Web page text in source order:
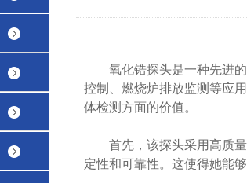
氧化锆探头是一种先进的
控制、燃烧炉排放监测等应
体检测方面的价值。
首先，该探头采用高质量
定性和可靠性。这使得她能